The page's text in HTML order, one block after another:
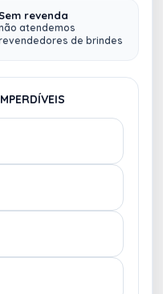
Sem revenda
atendemos
de brindes